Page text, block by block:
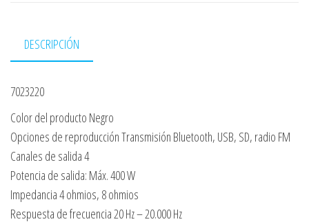
DESCRIPCIÓN
7023220
Color del producto Negro
Opciones de reproducción Transmisión Bluetooth, USB, SD, radio FM
Canales de salida 4
Potencia de salida: Máx. 400 W
Impedancia 4 ohmios, 8 ohmios
Respuesta de frecuencia 20 Hz – 20.000 Hz